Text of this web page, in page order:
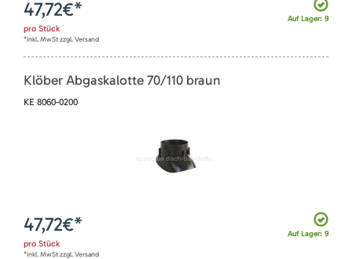
Auf Lager: 9
47,72€*
pro Stück
*inkl. MwSt zzgl. Versand
Klöber Abgaskalotte 70/110 braun
KE 8060-0200
Auf Lager: 9
47,72€*
pro Stück
*inkl. MwSt zzgl. Versand